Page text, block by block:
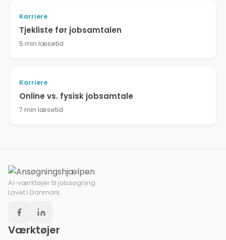
Karriere
Tjekliste før jobsamtalen
5 min læsetid
Karriere
Online vs. fysisk jobsamtale
7 min læsetid
AI-værktøjer til jobsøgning.
Lavet i Danmark.
Værktøjer